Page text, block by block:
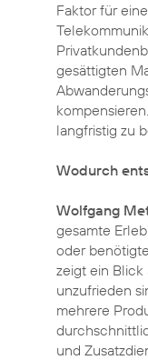
Faktor für
gesättigten
langfristig zu
Wodurch
Wolfgang
gesamte
oder
zeigt ein Blick
unzufrieden
mehrere
und